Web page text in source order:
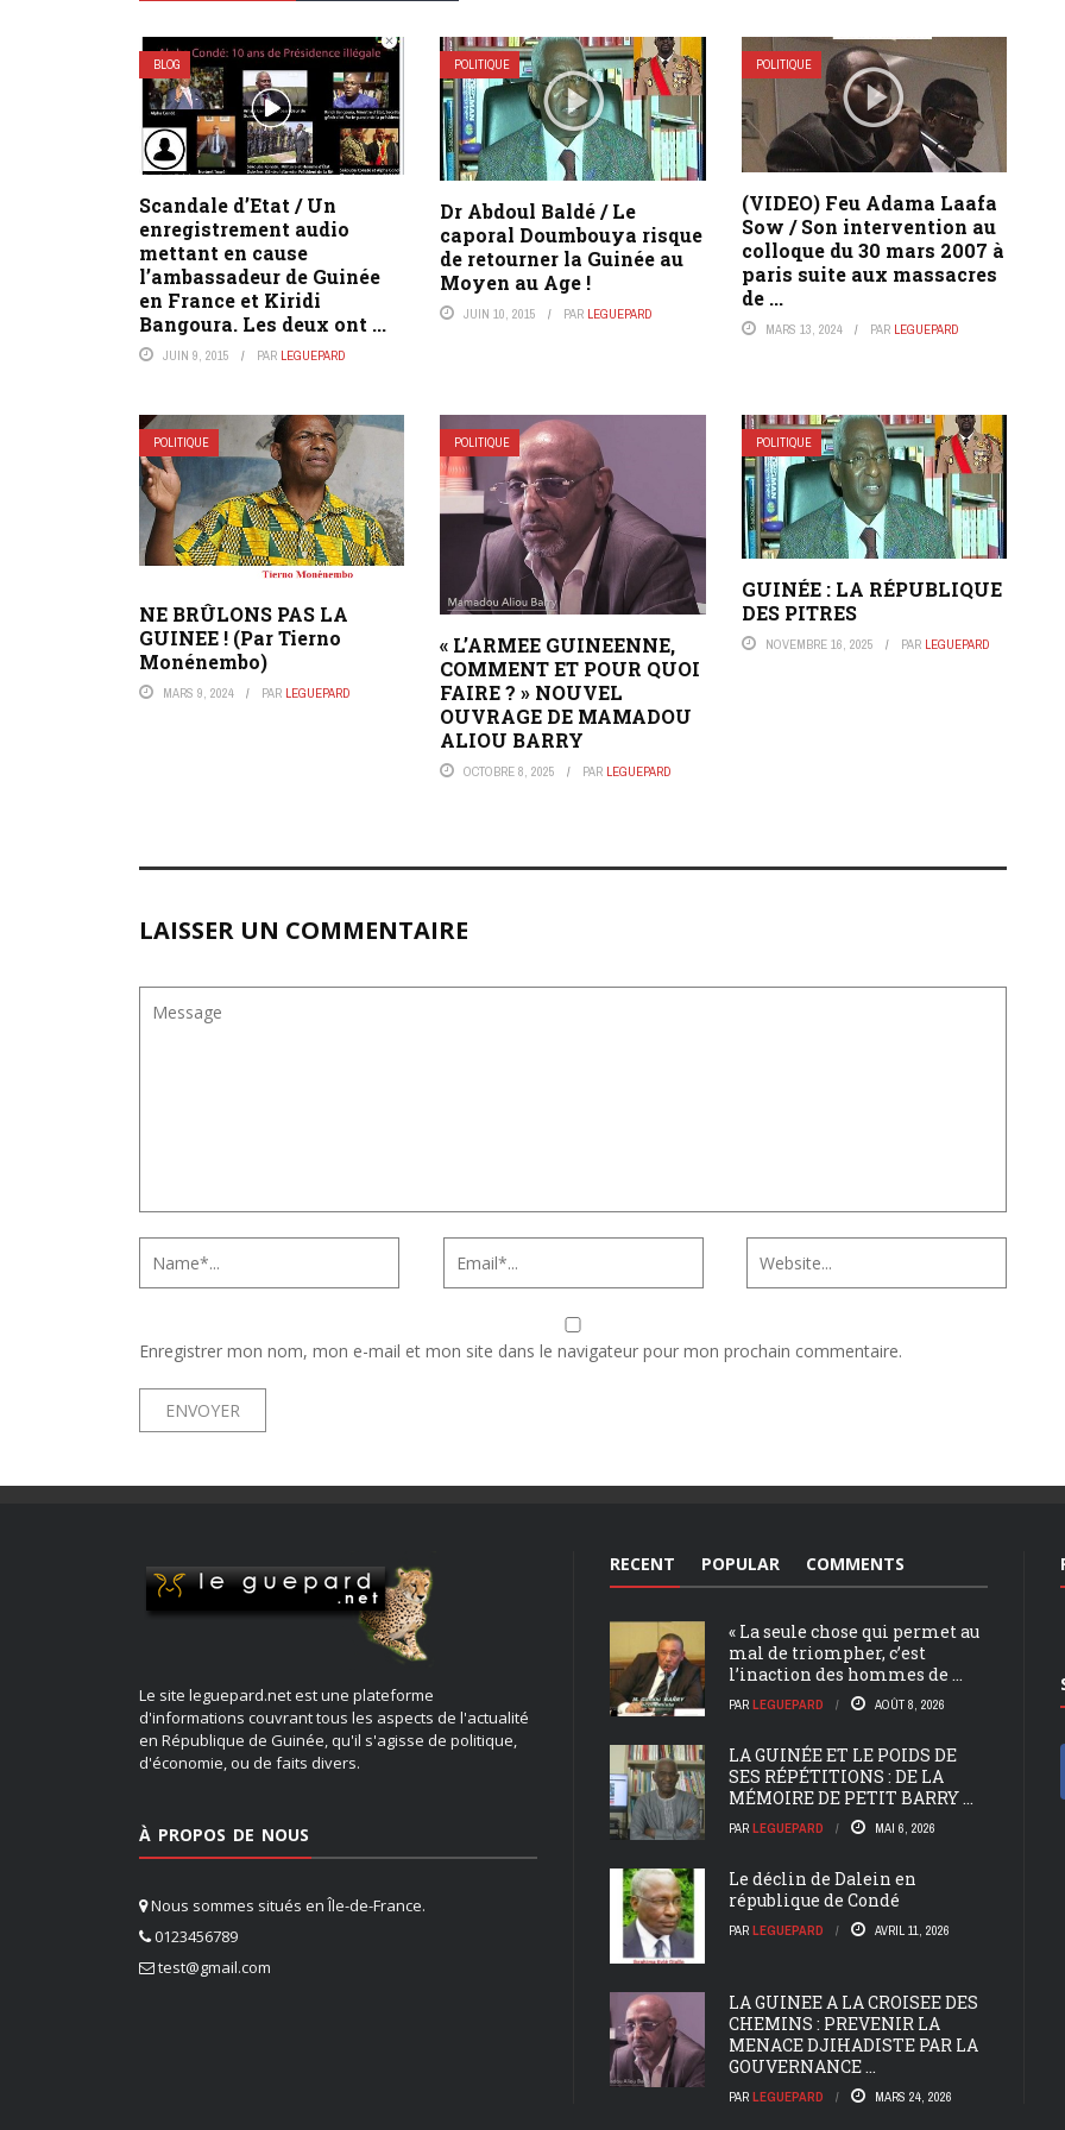
BLOG
Scandale d’Etat / Un
enregistrement audio
mettant en cause
l’ambassadeur de Guinée
en France et Kiridi
Bangoura. Les deux ont ...
JUIN 9, 2015 PAR LEGUEPARD
POLITIQUE
Dr Abdoul Baldé / Le
caporal Doumbouya risque
de retourner la Guinée au
Moyen au Age !
JUIN 10, 2015 PAR LEGUEPARD
POLITIQUE
(VIDEO) Feu Adama Laafa
Sow / Son intervention au
colloque du 30 mars 2007 à
paris suite aux massacres
de ...
MARS 13, 2024 PAR LEGUEPARD
POLITIQUE
NE BRÛLONS PAS LA
GUINEE ! (Par Tierno
Monénembo)
MARS 9, 2024 PAR LEGUEPARD
POLITIQUE
« L’ARMEE GUINEENNE,
COMMENT ET POUR QUOI
FAIRE ? » NOUVEL
OUVRAGE DE MAMADOU
ALIOU BARRY
OCTOBRE 8, 2025 PAR LEGUEPARD
POLITIQUE
GUINÉE : LA RÉPUBLIQUE
DES PITRES
NOVEMBRE 16, 2025 PAR LEGUEPARD
LAISSER UN COMMENTAIRE
Enregistrer mon nom, mon e-mail et mon site dans le navigateur pour mon prochain commentaire.
Le site leguepard.net est une plateforme
d'informations couvrant tous les aspects de l'actualité
en République de Guinée, qu'il s'agisse de politique,
d'économie, ou de faits divers.
À PROPOS DE NOUS
Nous sommes situés en Île-de-France.
0123456789
test@gmail.com
RECENT POPULAR COMMENTS
« La seule chose qui permet au
mal de triompher, c’est
l’inaction des hommes de ...
PAR LEGUEPARD AOÛT 8, 2026
LA GUINÉE ET LE POIDS DE
SES RÉPÉTITIONS : DE LA
MÉMOIRE DE PETIT BARRY ...
PAR LEGUEPARD MAI 6, 2026
Le déclin de Dalein en
république de Condé
PAR LEGUEPARD AVRIL 11, 2026
LA GUINEE A LA CROISEE DES
CHEMINS : PREVENIR LA
MENACE DJIHADISTE PAR LA
GOUVERNANCE ...
PAR LEGUEPARD MARS 24, 2026